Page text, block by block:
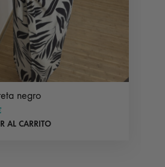
negro
AL CARRITO